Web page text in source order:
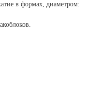
в формах, диаметром: